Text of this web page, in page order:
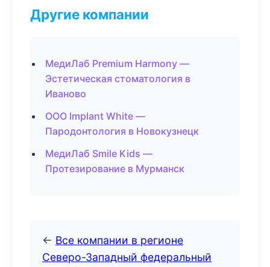
Другие компании
МедиЛаб Premium Harmony —
Эстетическая стоматология в
Иваново
ООО Implant White —
Пародонтология в Новокузнецк
МедиЛаб Smile Kids —
Протезирование в Мурманск
← Все компании в регионе
Северо-Западный федеральный